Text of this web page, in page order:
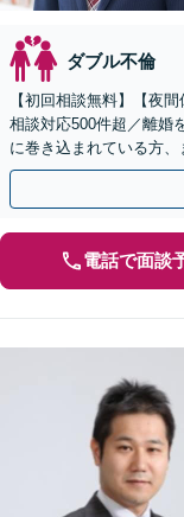
ダブル不倫
【初回相談無料】【夜
相談対応500件超／離婚
に巻き込まれている方、
応策を提案します。
電話で面談